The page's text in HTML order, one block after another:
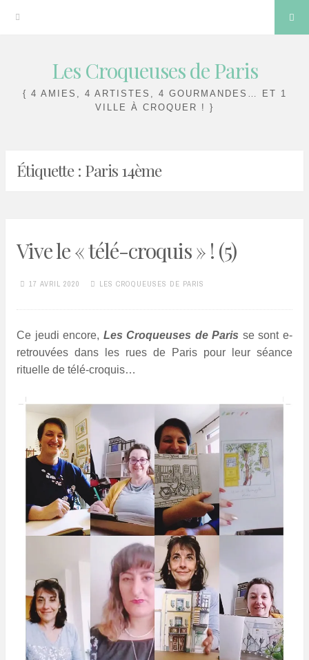
Les Croqueuses de Paris
{ 4 AMIES, 4 ARTISTES, 4 GOURMANDES… ET 1
VILLE À CROQUER ! }
Étiquette : Paris 14ème
Vive le « télé-croquis » ! (5)
17 AVRIL 2020 LES CROQUEUSES DE PARIS
Ce jeudi encore, Les Croqueuses de Paris se sont e-
retrouvées dans les rues de Paris pour leur séance
rituelle de télé-croquis…